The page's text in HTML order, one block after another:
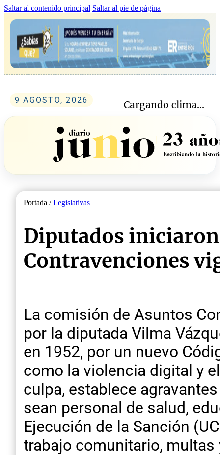
Saltar al contenido principal Saltar al pie de página
9 AGOSTO, 2026 Cargando clima...
Portada /Legislativas
Diputados iniciaron
Contravenciones
La comisión de Asuntos
por la diputada Vilma
en 1952, por un nuevo
como la violencia digital y
culpa, establece
sean personal de salud,
Ejecución de la Sanción
trabajo comunitario, multas